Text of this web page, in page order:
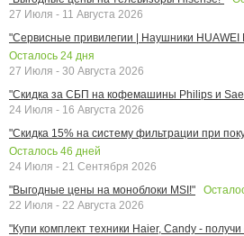
27 Июля - 11 Августа 2026
"Сервисные привилегии | Наушники HUAWEI
Осталось 24 дня
27 Июля - 30 Августа 2026
"Скидка за СБП на кофемашины Philips и
24 Июля - 16 Августа 2026
"Скидка 15% на систему фильтрации при
Осталось 46 дней
24 Июля - 21 Сентября 2026
"Выгодные цены на моноблоки MSI!"
22 Июля - 22 Августа 2026
"Купи комплект техники Haier, Candy - получи